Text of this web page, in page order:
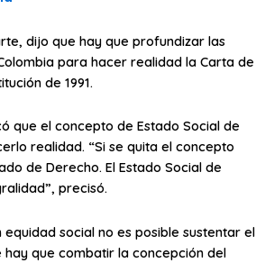
dijo que hay que profundizar las
para hacer realidad la Carta de
de 1991.
que el concepto de Estado Social de
realidad. “Si se quita el concepto
de Derecho. El Estado Social de
precisó.
equidad social no es posible sustentar el
hay que combatir la concepción del